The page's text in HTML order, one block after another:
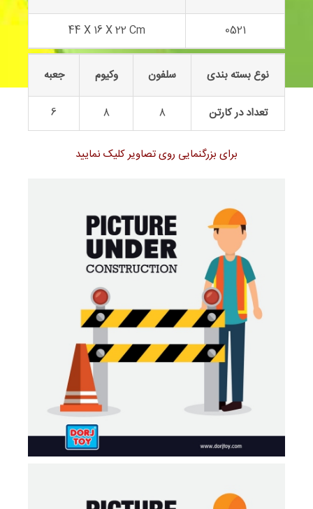
0521
44 X 16 X 22 Cm
نوع بسته بندی سلفون وکیوم جعبه
تعداد در کارتن 8
8
6
برای بزرگنمایی روی تصاویر کلیک نمایید